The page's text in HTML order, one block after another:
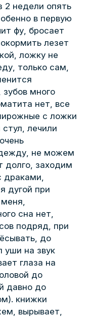
2 недели опять
в первую
фу, бросает
лезет
ложку не
только сам,
зубов много
нет, все
с ложки
лечили
не можем
долго, заходим
драками,
дугой при
меня,
сна нет,
подряд, при
до
уши на звук
глаза на
до
давно до
книжки
вырывает,